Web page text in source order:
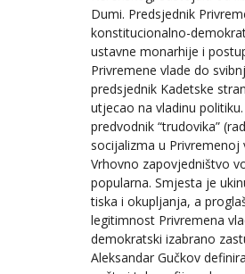
Dumi. Predsjednik
konstitucionalno-
ustavne monarhije i
Privremene vlade do
predsjednik Kadetske
utjecao na vladinu
predvodnik “trudovika”
socijalizma u
Vrhovno zapovjedništvo
popularna. Smjesta je
tiska i okupljanja, a
legitimnost Privremena
demokratski izabrano
Aleksandar Gučkov